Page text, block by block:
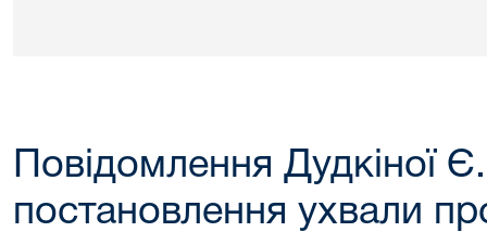
Повідомлення Дудкіної
постановлення ухвали